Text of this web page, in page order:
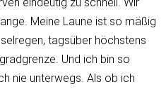
Meine Laune ist so mäßig
tagsüber höchstens
Und ich bin so
nie unterwegs. Als ob ich